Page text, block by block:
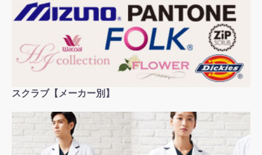
スクラブ【メーカー別】